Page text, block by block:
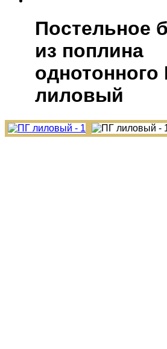
Постельное
из поплина
однотонного
лиловый